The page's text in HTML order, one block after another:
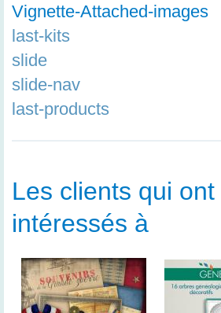
Vignette-Attached-images
last-kits
slide
slide-nav
last-products
Les clients qui
intéressés à